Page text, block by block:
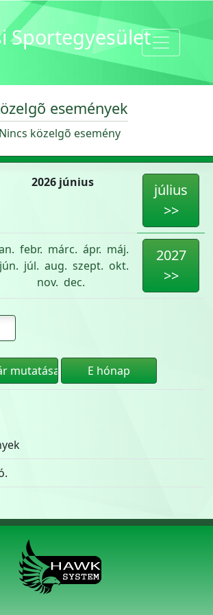
Sportegyesület
események
Nincs közelgõ esemény
2026 június
július
>>
febr. márc. ápr. máj.
jún. júl. aug. szept. okt.
nov. dec.
2027
>>